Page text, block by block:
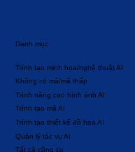
Danh mục
Tất cả công cụ
Quản lý tác vụ AI
Trình tạo thiết kế đồ họa AI
Không có mã/mã thấp
Trình tạo mã AI
Trình nâng cao hình ảnh AI
Trình tạo minh họa/nghệ thuật AI